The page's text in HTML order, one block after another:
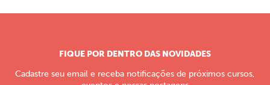
FIQUE POR DENTRO DAS NOVIDADES
Cadastre seu email e receba notificações de próximos cursos,